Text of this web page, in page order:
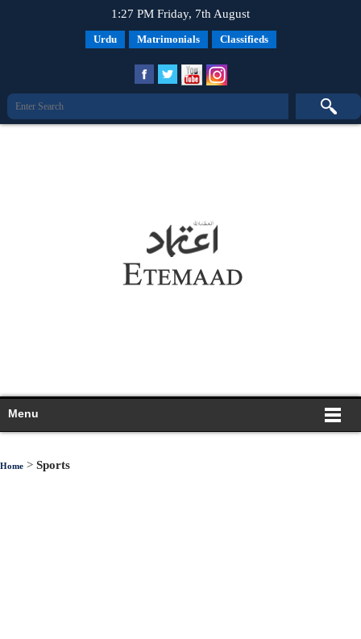
1:27 PM Friday, 7th August
Urdu Matrimonials Classifieds
Menu
Home > Sports